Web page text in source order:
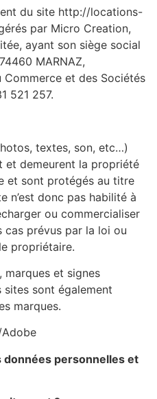
du site http://locations-
par Micro Creation,
ayant son siège social
MARNAZ,
Commerce et des Sociétés
521 257.
textes, son, etc…)
et demeurent la propriété
et sont protégés au titre
n’est donc pas habilité à
ou commercialiser
cas prévus par la loi ou
propriétaire.
marques et signes
sont également
marques.
données personnelles et